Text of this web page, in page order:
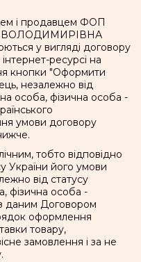
і продавцем ФОП
ВОЛОДИМИРІВНА
у вигляді договору
ресурсі на
кнопки "Оформити
незалежно від
особа, фізична особа -
умови договору
тобто відповідно
України його умови
від статусу
фізична особа -
даним Договором
оформлення
товару,
замовлення і за не